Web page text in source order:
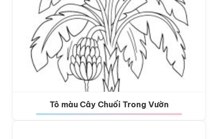
Tô màu Cây Chuối Trong Vườn